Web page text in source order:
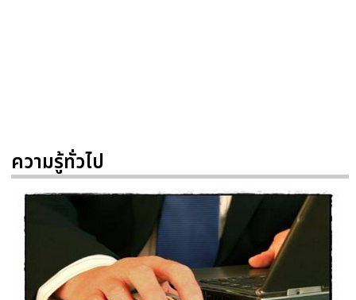
ความรู้ทั่วไป